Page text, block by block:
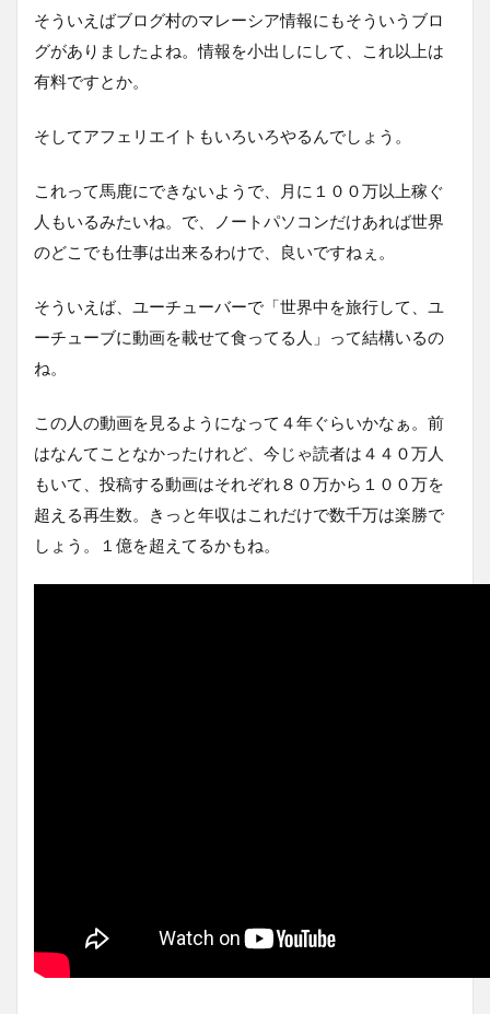
そういえばブログ村のマレーシア情報にもそういうブロ
グがありましたよね。情報を小出しにして、これ以上は
有料ですとか。
そしてアフェリエイトもいろいろやるんでしょう。
これって馬鹿にできないようで、月に１００万以上稼ぐ
人もいるみたいね。で、ノートパソコンだけあれば世界
のどこでも仕事は出来るわけで、良いですねぇ。
そういえば、ユーチューバーで「世界中を旅行して、ユ
ーチューブに動画を載せて食ってる人」って結構いるの
ね。
この人の動画を見るようになって４年ぐらいかなぁ。前
はなんてことなかったけれど、今じゃ読者は４４０万人
もいて、投稿する動画はそれぞれ８０万から１００万を
超える再生数。きっと年収はこれだけで数千万は楽勝で
しょう。１億を超えてるかもね。